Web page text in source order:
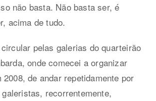
não basta. Não basta ser, é
acima de tudo.
pelas galerias do quarteirão
onde comecei a organizar
de andar repetidamente por
recorrentemente,